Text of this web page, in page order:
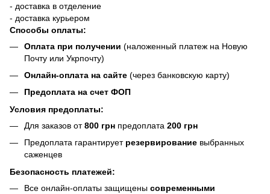
- доставка в отделение
- доставка курьером
Способы оплаты:
Оплата при получении (наложенный платеж на Новую
Почту или Укрпочту)
Онлайн-оплата на сайте (через банковскую карту)
Предоплата на счет ФОП
Условия предоплаты:
Для заказов от800 грн предоплата 200 грн
Предоплата гарантирует резервирование выбранных
саженцев
Безопасность платежей:
Все онлайн-оплаты защищены современными